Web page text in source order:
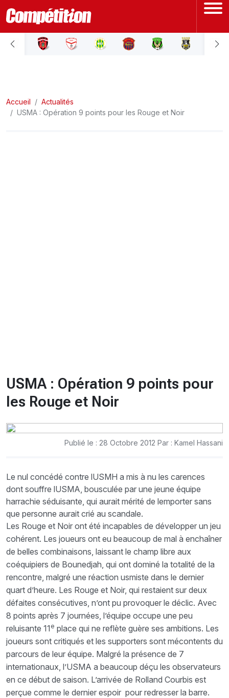
ACCUEIL
LIGUE 2
Accueil
Actualités
USMA : Opération 9 points pour les Rouge et Noir
USMA : Opération 9 points pour
les Rouge et Noir
Publié le : 28 Octobre 2012 Par : Kamel Hassani
Le nul concédé contre lUSMH a mis à nu les carences
dont souffre lUSMA, bousculée par une jeune équipe
harrachie séduisante, qui aurait mérité de lemporter sans
que personne aurait crié au scandale.
Les Rouge et Noir ont été incapables de développer un jeu
cohérent. Les joueurs ont eu beaucoup de mal à enchaîner
de belles combinaisons, laissant le champ libre aux
coéquipiers de Bounedjah, qui ont dominé la totalité de la
rencontre, malgré une réaction usmiste dans le dernier
quart d’heure. Les Rouge et Noir, qui restaient sur deux
défaites consécutives, n’ont pu provoquer le déclic. Avec
8 points après 7 journées, l’équipe occupe une peu
reluisante 11 e place qui ne reflète guère ses ambitions. Les
joueurs sont critiqués et les supporters sont mécontents du
parcours de leur équipe. Malgré la présence de 7
internationaux, l’USMA a beaucoup déçu les observateurs
en ce début de saison. L’arrivée de Rolland Courbis est
perçue comme le dernier espoir pour redresser la barre.